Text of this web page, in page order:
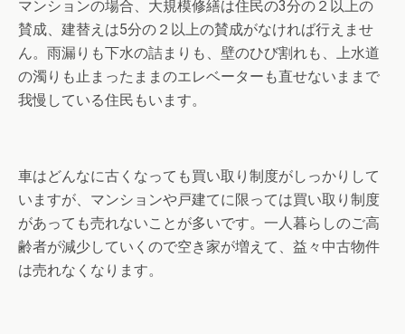
マンションの場合、大規模修繕は住民の3分の２以上の
賛成、建替えは5分の２以上の賛成がなければ行えませ
ん。雨漏りも下水の詰まりも、壁のひび割れも、上水道
の濁りも止まったままのエレベーターも直せないままで
我慢している住民もいます。
車はどんなに古くなっても買い取り制度がしっかりして
いますが、マンションや戸建てに限っては買い取り制度
があっても売れないことが多いです。一人暮らしのご高
齢者が減少していくので空き家が増えて、益々中古物件
は売れなくなります。